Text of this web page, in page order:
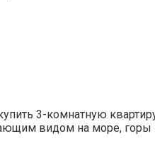
3-комнатную
видом на море,